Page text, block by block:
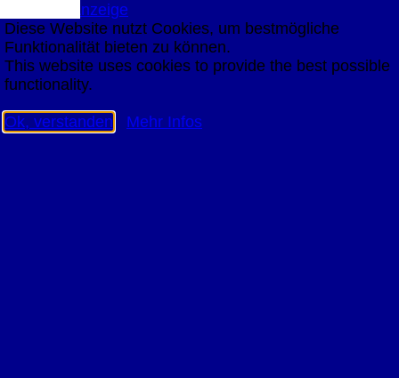
Diese Website nutzt Cookies, um bestmögliche
Funktionalität bieten zu können.
This website uses cookies to provide the best possible
functionality.
Ok, verstanden Mehr Infos